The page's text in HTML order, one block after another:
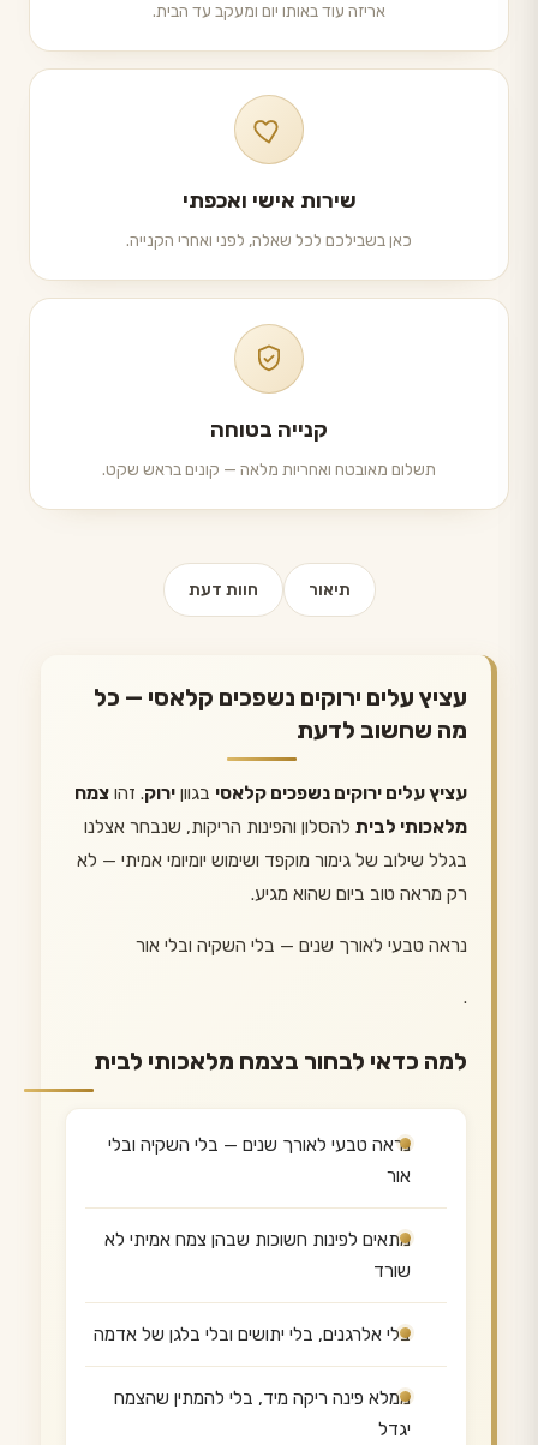
אריזה עוד באותו יום ומעקב עד הבית.
שירות אישי ואכפתי
כאן בשבילכם לכל שאלה, לפני ואחרי הקנייה.
קנייה בטוחה
תשלום מאובטח ואחריות מלאה — קונים בראש שקט.
תיאור חוות דעת
עציץ עלים ירוקים נשפכים קלאסי — כל
מה שחשוב לדעת
עציץ עלים ירוקים נשפכים קלאסי בגוון ירוק. זהו צמח
מלאכותי לבית להסלון והפינות הריקות, שנבחר אצלנו
בגלל שילוב של גימור מוקפד ושימוש יומיומי אמיתי — לא
רק מראה טוב ביום שהוא מגיע.
נראה טבעי לאורך שנים — בלי השקיה ובלי אור
.
למה כדאי לבחור בצמח מלאכותי לבית
נראה טבעי לאורך שנים — בלי השקיה ובלי
אור
מתאים לפינות חשוכות שבהן צמח אמיתי לא
שורד
בלי אלרגנים, בלי יתושים ובלי בלגן של אדמה
ממלא פינה ריקה מיד, בלי להמתין שהצמח
יגדל